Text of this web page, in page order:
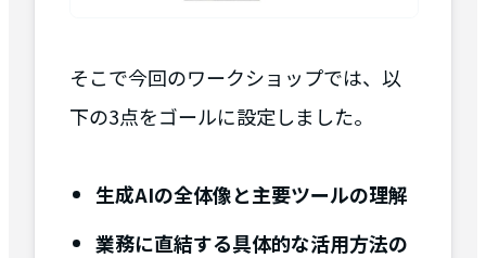
そこで今回のワークショップでは、以
下の3点をゴールに設定しました。
生成AIの全体像と主要ツールの理解
業務に直結する具体的な活用方法の